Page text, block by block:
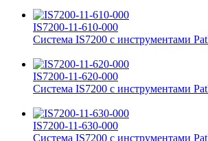
IS7200-11-610-000
Система IS7200 с инструментами
IS7200-11-620-000
Система IS7200 с инструментами
IS7200-11-630-000
Система IS7200 с инструментами